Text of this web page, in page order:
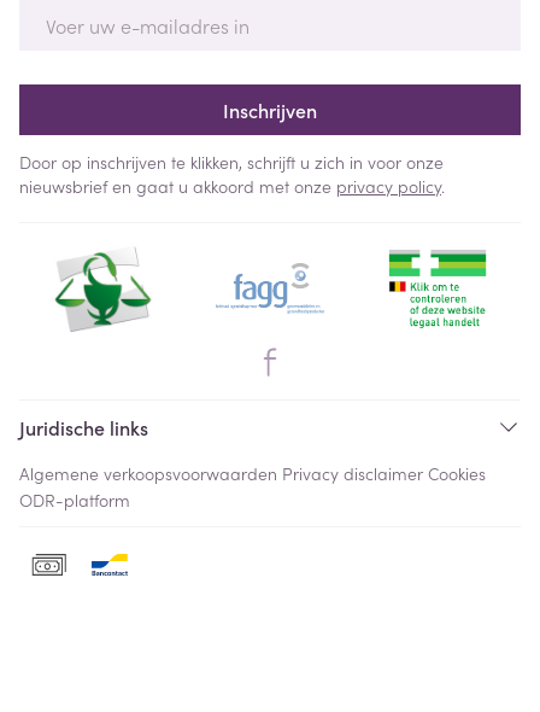
Inschrijven
Door op inschrijven te klikken, schrijft u zich in voor onze
nieuwsbrief en gaat u akkoord met onze privacy policy.
Juridische links
Algemene verkoopsvoorwaarden Privacy disclaimer Cookies
ODR-platform